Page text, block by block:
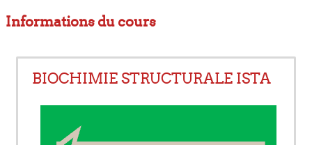
Informations du cours
BIOCHIMIE STRUCTURALE ISTA